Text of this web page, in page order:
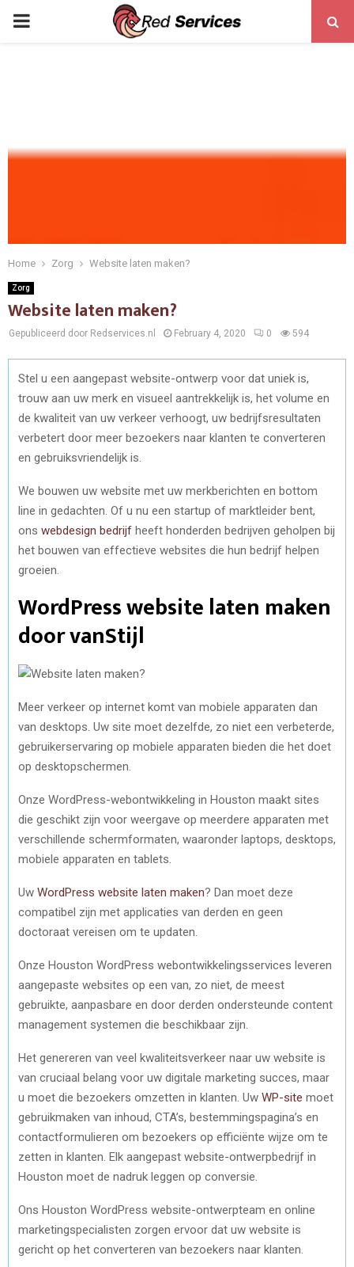
PRIMARY
Home Zorg Website laten maken?
Zorg
Website laten maken?
Gepubliceerd door Redservices.nl February 4, 2020 0 594
Stel u een aangepast website-ontwerp voor dat uniek is,
trouw aan uw merk en visueel aantrekkelijk is, het volume en
de kwaliteit van uw verkeer verhoogt, uw bedrijfsresultaten
verbetert door meer bezoekers naar klanten te converteren
en gebruiksvriendelijk is.
We bouwen uw website met uw merkberichten en bottom
line in gedachten. Of u nu een startup of marktleider bent,
ons webdesign bedrijf heeft honderden bedrijven geholpen bij
het bouwen van effectieve websites die hun bedrijf helpen
groeien.
WordPress website laten maken
door vanStijl
Meer verkeer op internet komt van mobiele apparaten dan
van desktops. Uw site moet dezelfde, zo niet een verbeterde,
gebruikerservaring op mobiele apparaten bieden die het doet
op desktopschermen.
Onze WordPress-webontwikkeling in Houston maakt sites
die geschikt zijn voor weergave op meerdere apparaten met
verschillende schermformaten, waaronder laptops, desktops,
mobiele apparaten en tablets.
Uw WordPress website laten maken? Dan moet deze
compatibel zijn met applicaties van derden en geen
doctoraat vereisen om te updaten.
Onze Houston WordPress webontwikkelingsservices leveren
aangepaste websites op een van, zo niet, de meest
gebruikte, aanpasbare en door derden ondersteunde content
management systemen die beschikbaar zijn.
Het genereren van veel kwaliteitsverkeer naar uw website is
van cruciaal belang voor uw digitale marketing succes, maar
u moet die bezoekers omzetten in klanten. Uw WP-site moet
gebruikmaken van inhoud, CTA’s, bestemmingspagina’s en
contactformulieren om bezoekers op efficiënte wijze om te
zetten in klanten. Elk aangepast website-ontwerpbedrijf in
Houston moet de nadruk leggen op conversie.
Ons Houston WordPress website-ontwerpteam en online
marketingspecialisten zorgen ervoor dat uw website is
gericht op het converteren van bezoekers naar klanten.